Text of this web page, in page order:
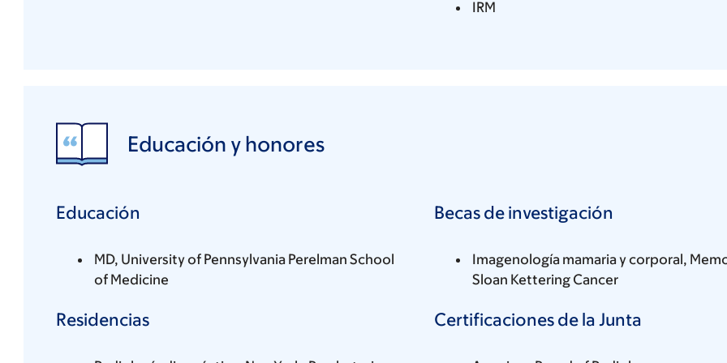
IRM
Educación y honores
Educación
MD, University of Pennsylvania Perelman School
of Medicine
Residencias
Becas de investigación
Imagenología mamaria y corporal,
Sloan Kettering Cancer
Certificaciones de la Junta